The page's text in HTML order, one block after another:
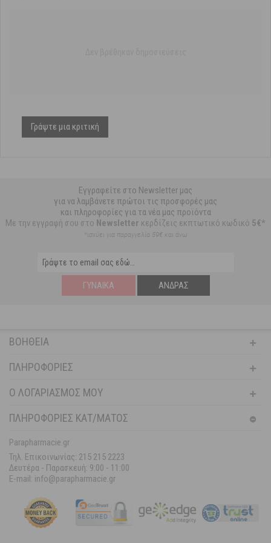
Γράψτε μια κριτική
Εγγραφείτε στο Newsletter μας
για να λαμβάνετε πρώτοι τις προσφορές μας
και πληροφορίες για τα νέα μας προϊόντα
Με την εγγραφή σου στο Newsletter κερδίζεις εκπτωτικό κωδικό 5€*
*ισχύει για παραγγελία 59€ και άνω
ΓΥΝΑΊΚΑ ΆΝΔΡΑΣ
ΒΟΉΘΕΙΑ
ΠΛΗΡΟΦΟΡΊΕΣ
Ο ΛΟΓΑΡΙΑΣΜΌΣ ΜΟΥ
ΠΛΗΡΟΦΟΡΙΕΣ ΚΑΤ/ΜΑΤΟΣ
Parapharmacie.gr
Τηλ. Επικοινωνίας: 215 215 2223
Δευτέρα - Παρασκευή: 9:00 - 11:00
E-mail: info@parapharmacie.gr